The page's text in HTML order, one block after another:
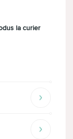
la curier